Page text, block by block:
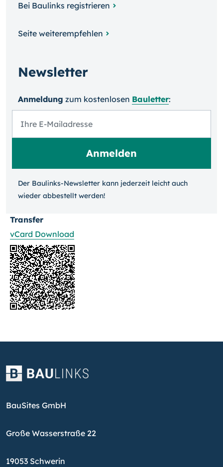
Bei Baulinks registrieren
Seite weiterempfehlen
Newsletter
Anmeldung zum kosten­losen Bauletter:
Der Baulinks-Newsletter kann jeder­zeit leicht auch
wieder ab­bestellt werden!
Transfer
vCard Download
BauSites GmbH
Große Wasserstraße 22
19053 Schwerin